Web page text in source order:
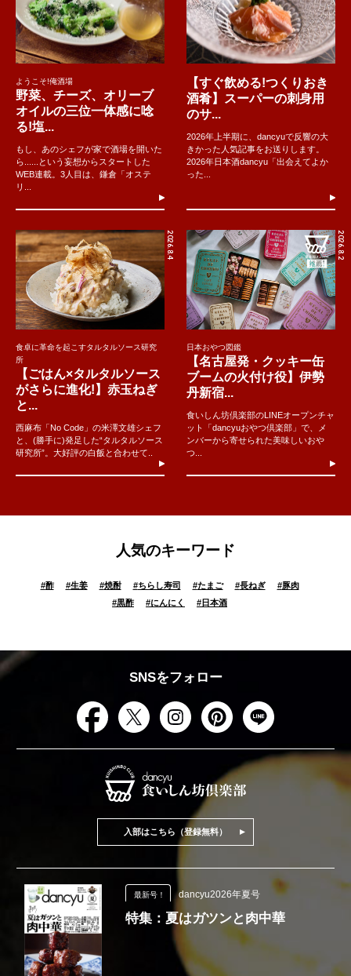
ようこそ!俺酒場
野菜、チーズ、オリーブ
オイルの三位一体感に唸
る!塩...
もし、あのシェフが家で酒場を開いた
ら......という妄想からスタートした
WEB連載。3人目は、鎌倉「オステ
リ...
【すぐ飲める!つくりおき
酒肴】スーパーの刺身用
のサ...
2026年上半期に、dancyuで反響の大
きかった人気記事をお送りします。
2026年日本酒dancyu「出会えてよか
った...
2026.8.4
食卓に革命を起こすタルタルソース研究
所
【ごはん×タルタルソース
がさらに進化!】赤玉ねぎ
と...
西麻布「No Code」の米澤文雄シェフ
と、(勝手に)発足した“タルタルソース
研究所”。大好評の白飯と合わせて..
2026.8.2
日本おやつ図鑑
【名古屋発・クッキー缶
ブームの火付け役】伊勢
丹新宿...
食いしん坊倶楽部のLINEオープンチャ
ット「dancyuおやつ倶楽部」で、メ
ンバーから寄せられた美味しいおや
つ...
人気のキーワード
#酢 #生姜 #焼酎 #ちらし寿司 #たまご #長ねぎ #豚肉
#黒酢 #にんにく #日本酒
SNSをフォロー
入部はこちら（登録無料）
最新号！ dancyu2026年夏号
特集：夏はガツンと肉中華